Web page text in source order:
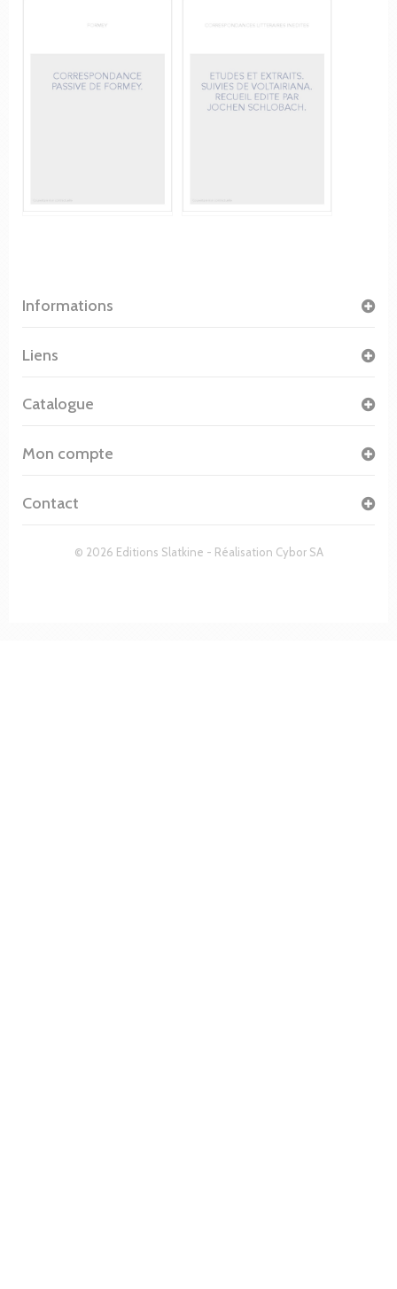
Informations
© 2026 Editions Slatkine - Réalisation Cybor SA
Liens
Catalogue
Mon compte
Contact